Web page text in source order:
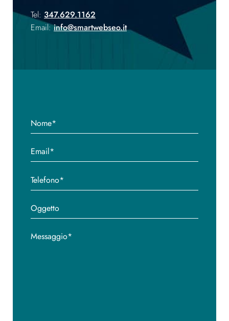
Tel: 347.629.1162
Email:info@smartwebseo.it